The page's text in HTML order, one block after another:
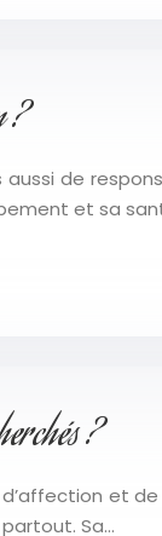
?
de
et sa
?
et
Sa…